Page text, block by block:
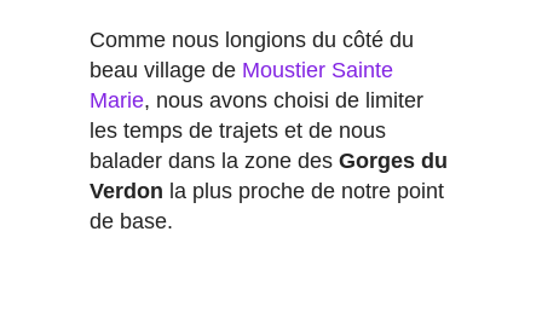
Comme nous longions du côté du
beau village de Moustier Sainte
Marie, nous avons choisi de limiter
les temps de trajets et de nous
balader dans la zone des Gorges du
Verdon la plus proche de notre point
de base.